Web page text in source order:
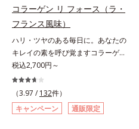
角層*5 乾燥による*6 洗浄によ
る物理的効果*7 うるおいによる
*8 乾燥、ハリ・ツヤのなさ*9
保湿成分*10 ロニセラカエルレア
果汁、ノバラエキス配合＝うるおい
を与えハリと透明感に満ちた肌へ導
く保湿成分*11 メマツヨイグサ抽
出液、スイカズラエキス配合＝角層
のすみずみまで水分・油分を保ち、
実現できなかった、“濃密なうるお
い感”と“ベタつかない”、相反する2
つの感触の両立に成功。ごわつく年
齢肌を柔肌に整え、未体験の肌感触
を叶えます。*1 保湿*2 年齢に応じ
たお手入れ *3 D.N.A.＝Daily New
Approach*4 HSP含有酵母エキス＝
保湿成分
コラーゲン リ フォース（ラ・
フランス風味）
ハリ・ツヤのある毎日に。あなたの
キレイの素を呼び覚ますコラーゲン
ドリンク。体内のコラーゲンに着目
したコラーゲンドリンクです。秘密
はレモンバームエキス。コラーゲン
と相性のいい美容素材を配合するこ
とで、あなたに眠るキレイの因子を
税込2,700円～
（3.97 / 132件）
キャンペーン
通販限定